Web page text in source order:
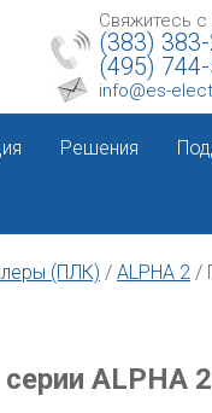
Свяжитесь с
(383)
(495)
info@es-
Решения
(ПЛК) / ALPHA 2 /
ALPHA 2